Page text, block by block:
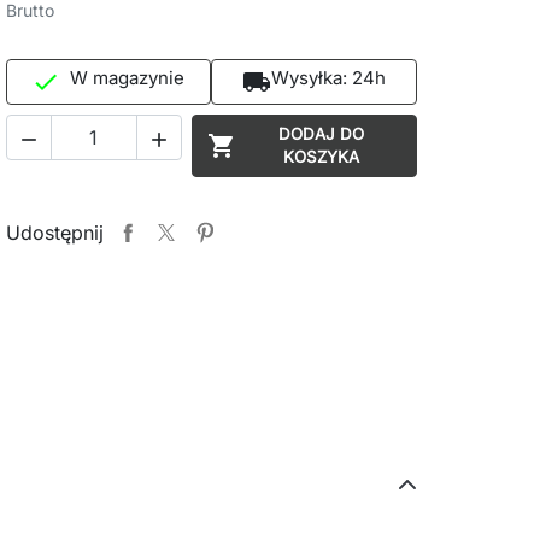
Brutto
 W magazynie local_shippingWysyłka: 24h
  
DODAJ DO
KOSZYKA
Udostępnij